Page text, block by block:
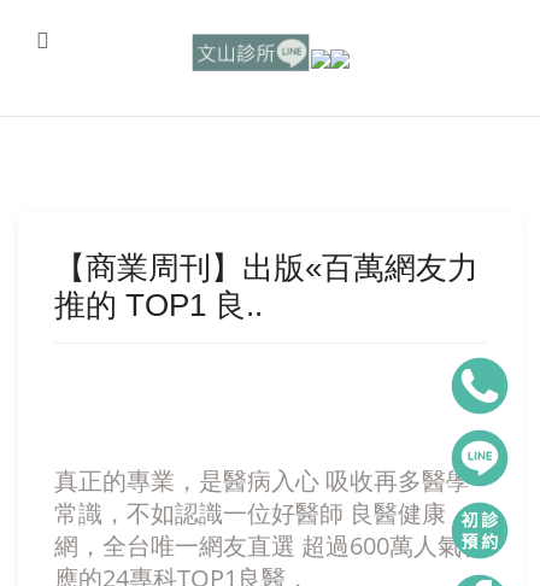
【商業周刊】出版«百萬網友力
推的 TOP1 良..
真正的專業，是醫病入心 吸收再多醫學
常識，不如認識一位好醫師 良醫健康
網，全台唯一網友直選 超過600萬人氣響
應的24專科TOP1良醫，